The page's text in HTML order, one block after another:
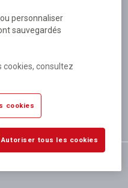
personnaliser
sauvegardés
cookies, consultez
cookies
Autoriser tous les cookies